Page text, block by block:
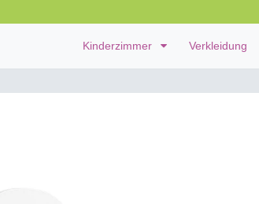
Kinderzimmer Verkleidung